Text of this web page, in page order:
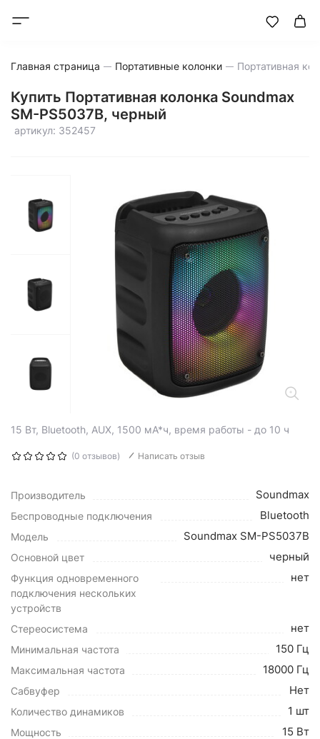
Главная страница Портативные колонки
Купить Портативная колонка Soundmax
SM-PS5037B, черный
артикул: 352457
15 Вт, Bluetooth, AUX, 1500 мА*ч, время работы - до 10 ч
(0 отзывов) Написать отзыв
Производитель Soundmax
Беспроводные подключения Bluetooth
Модель Soundmax SM-PS5037B
Основной цвет черный
Функция одновременного
подключения нескольких
устройств
нет
Стереосистема нет
Минимальная частота 150 Гц
Максимальная частота 18000 Гц
Сабвуфер Нет
Количество динамиков 1 шт
Мощность 15 Вт